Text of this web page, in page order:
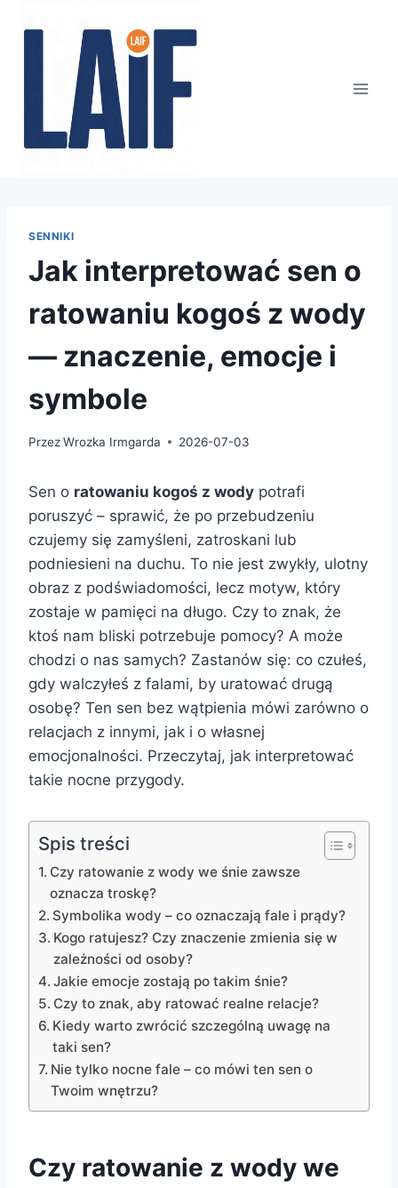
SENNIKI
Jak interpretować sen o
ratowaniu kogoś z wody
— znaczenie, emocje i
symbole
PrzezWrozka Irmgarda 2026-07-03
Sen o ratowaniu kogoś z wody potrafi
poruszyć – sprawić, że po przebudzeniu
czujemy się zamyśleni, zatroskani lub
podniesieni na duchu. To nie jest zwykły, ulotny
obraz z podświadomości, lecz motyw, który
zostaje w pamięci na długo. Czy to znak, że
ktoś nam bliski potrzebuje pomocy? A może
chodzi o nas samych? Zastanów się: co czułeś,
gdy walczyłeś z falami, by uratować drugą
osobę? Ten sen bez wątpienia mówi zarówno o
relacjach z innymi, jak i o własnej
emocjonalności. Przeczytaj, jak interpretować
takie nocne przygody.
Spis treści
Czy ratowanie z wody we śnie zawsze
oznacza troskę?
Symbolika wody – co oznaczają fale i prądy?
Kogo ratujesz? Czy znaczenie zmienia się w
zależności od osoby?
Jakie emocje zostają po takim śnie?
Czy to znak, aby ratować realne relacje?
Kiedy warto zwrócić szczególną uwagę na
taki sen?
Nie tylko nocne fale – co mówi ten sen o
Twoim wnętrzu?
Czy ratowanie z wody we